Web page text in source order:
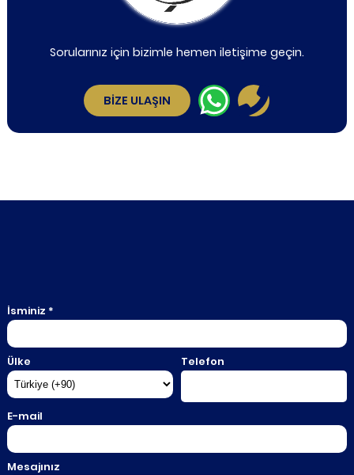
Sorularınız için bizimle hemen iletişime geçin.
BİZE ULAŞIN
İsminiz *
Ülke Telefon
E-mail
Mesajınız